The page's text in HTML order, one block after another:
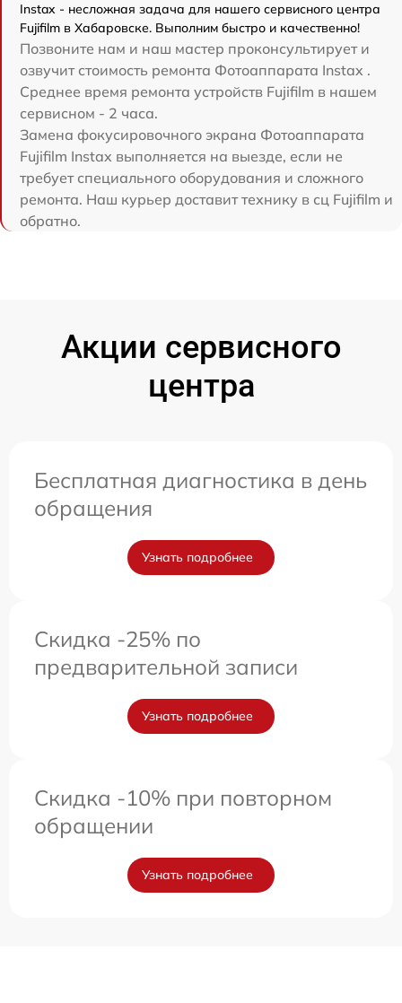
Instax - несложная задача для нашего сервисного центра
Fujifilm в Хабаровске. Выполним быстро и качественно!
Позвоните нам и наш мастер проконсультирует и
озвучит стоимость ремонта Фотоаппарата Instax .
Среднее время ремонта устройств Fujifilm в нашем
сервисном - 2 часа.
Замена фокусировочного экрана Фотоаппарата
Fujifilm Instax выполняется на выезде, если не
требует специального оборудования и сложного
ремонта. Наш курьер доставит технику в сц Fujifilm и
обратно.
Акции сервисного
центра
Бесплатная диагностика в день
обращения
Узнать подробнее
Скидка -25% по
предварительной записи
Узнать подробнее
Скидка -10% при повторном
обращении
Узнать подробнее